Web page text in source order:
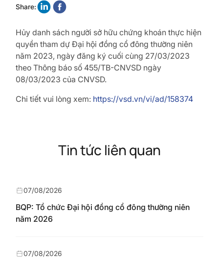
Share:
Hủy danh sách người sở hữu chứng khoán thực hiện
quyền tham dự Đại hội đồng cổ đông thường niên
năm 2023, ngày đăng ký cuối cùng 27/03/2023
theo Thông báo số 455/TB-CNVSD ngày
08/03/2023 của CNVSD.
Chi tiết vui lòng xem: https://vsd.vn/vi/ad/158374
Tin tức liên quan
BQP: Tổ chức Đại hội đồng cổ đông thường niên
năm 2026
07/08/2026
07/08/2026